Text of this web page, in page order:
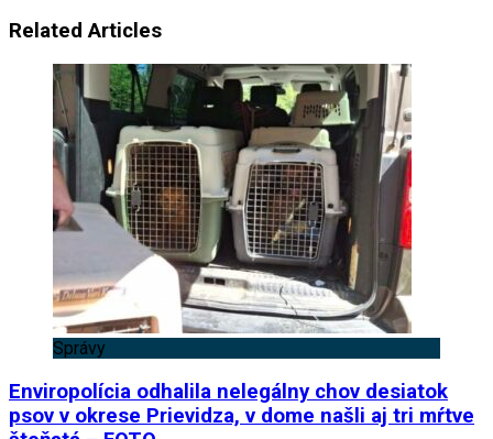
Related Articles
Správy
Enviropolícia odhalila nelegálny chov desiatok
psov v okrese Prievidza, v dome našli aj tri mŕtve